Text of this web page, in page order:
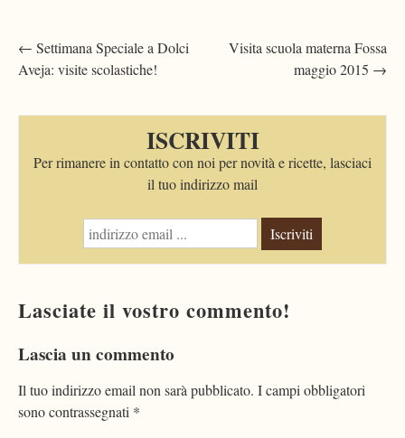
Post
navigation
← Settimana Speciale a Dolci
Aveja: visite scolastiche!
Visita scuola materna Fossa
maggio 2015 →
ISCRIVITI
Per rimanere in contatto con noi per novità e ricette, lasciaci
il tuo indirizzo mail
Iscriviti
Lasciate il vostro commento!
Lascia un commento
Il tuo indirizzo email non sarà pubblicato. I campi obbligatori
sono contrassegnati *